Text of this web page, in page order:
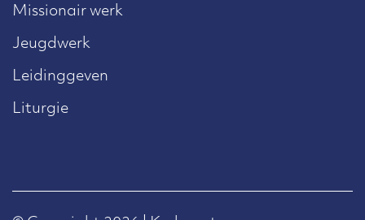
Missionair werk
Jeugdwerk
Leidinggeven
Liturgie